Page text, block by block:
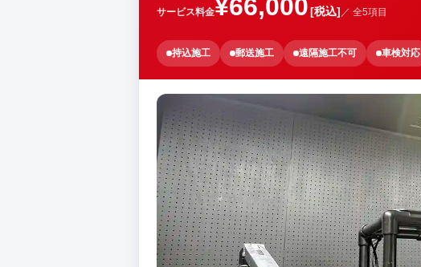
サービス料金¥66,000[税込] ／ 全5項目
持込施工 郵送施工 遠隔施工不可 車検対応